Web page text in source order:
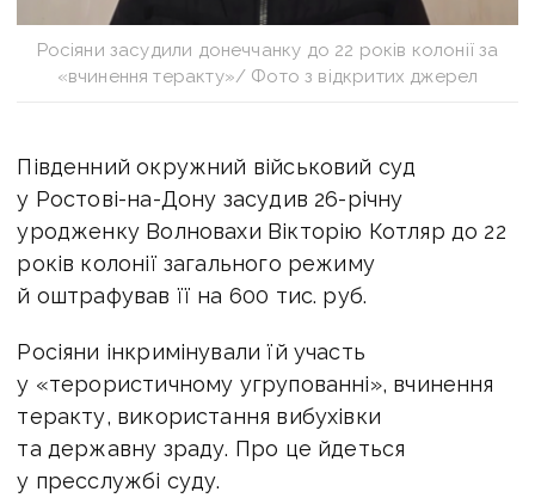
Росіяни засудили донеччанку до 22 років колонії за
«вчинення теракту»/ Фото з відкритих джерел
Південний окружний військовий суд
у Ростові-на-Дону засудив 26-річну
уродженку Волновахи Вікторію Котляр до 22
років колонії загального режиму
й оштрафував її на 600 тис. руб.
Росіяни інкримінували їй участь
у «терористичному угрупованні», вчинення
теракту, використання вибухівки
та державну зраду. Про це йдеться
у пресслужбі суду.